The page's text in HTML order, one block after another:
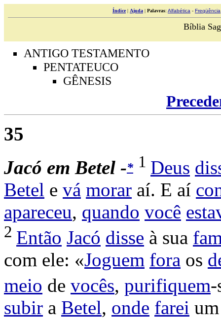
Índice| Ajuda | Palavras: Alfabética - Freqüência
Bíblia
ANTIGO TESTAMENTO
PENTATEUCO
GÊNESIS
35
Jacó em Betel -* 1 Deus
Betel e vá morar aí. E aí
apareceu, quando você
2 Então Jacó disse à sua
com ele: «Joguem fora os
meio de vocês, purifiquem
subir a Betel, onde farei